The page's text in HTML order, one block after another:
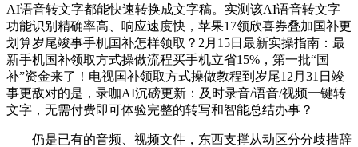
AI语音转文字都能快速转换成文字稿。实测该AI语音转文字
功能识别精确率高、响应速度快，苹果17领欣喜券叠加国补更
划算岁尾竣事手机国补怎样领取？2月15日最新实操指南：最
新手机国补领取方式操做流程买手机立省15%，第一批“国
补”资金来了！电视国补领取方式操做教程到岁尾12月31日竣
事更敌对的是，录咖AI沉磅更新：及时录音/语音/视频一键转
文字，无需付费即可体验完整的转写和智能总结办事？
仍是已有的音频、视频文件，东西支撑从动区分分歧措辞